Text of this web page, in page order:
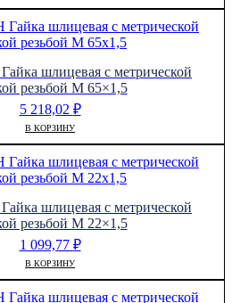
шлицевая с метрической
резьбой M 65×1,5
5 218,02 ₽
В КОРЗИНУ
шлицевая с метрической
резьбой M 22×1,5
1 099,77 ₽
В КОРЗИНУ